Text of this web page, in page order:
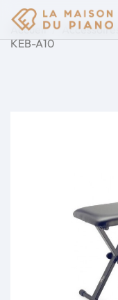
Accueil Accessoires
KEB-A10